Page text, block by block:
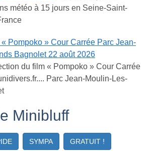
météo à 15 jours en Seine-Saint-
Pompoko » Cour Carrée Parc Jean-
Bagnolet 22 août 2026
du film « Pompoko » Cour Carrée
Parc Jean-Moulin-Les-
Minibluff
SYMPA GRATUIT !